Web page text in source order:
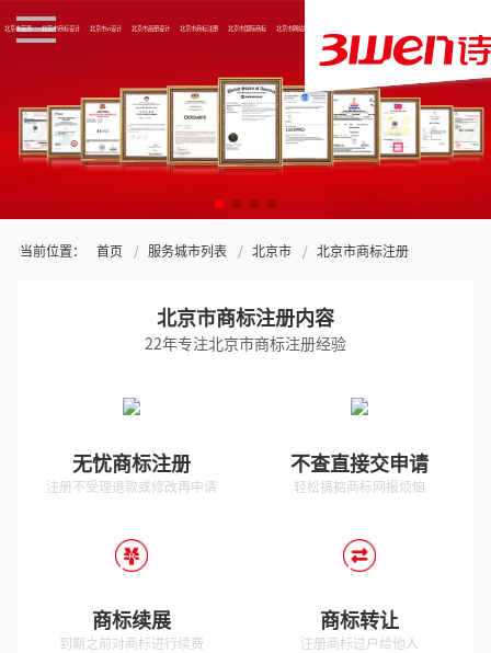
北京市首页 北京市商标设计 北京市vi设计 北京市画册设计 北京市商标注册 北京市国际商标 北京市网站制作
当前位置： 首页 服务城市列表 北京市 北京市商标注册
北京市商标注册内容
22年专注北京市商标注册经验
无忧商标注册
注册不受理退款或修改再申请
不查直接交申请
轻松搞掂商标网报烦恼
商标续展
到期之前对商标进行续费
商标转让
注册商标过户给他人